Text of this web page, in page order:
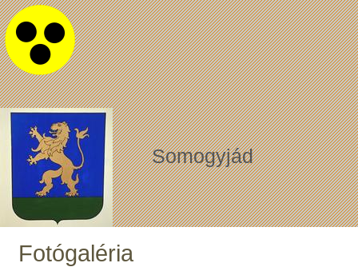
Somogyjád
Fotógaléria